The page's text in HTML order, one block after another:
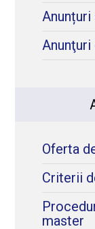
Oferta
Criterii
master